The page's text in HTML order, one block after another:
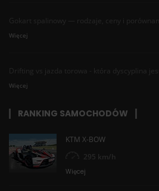
Gokart spalinowy — rodzaje, ceny i
Więcej
Drifting vs jazda torowa - która dyscyplina jest
Więcej
RANKING SAMOCHODÓW
KTM X-BOW
295 km/h
Więcej